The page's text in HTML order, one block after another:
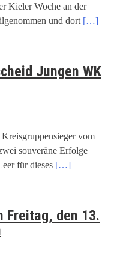
Kieler Woche an der
und dort […]
Jungen WK
vom
souveräne Erfolge
für dieses […]
Freitag, den 13.